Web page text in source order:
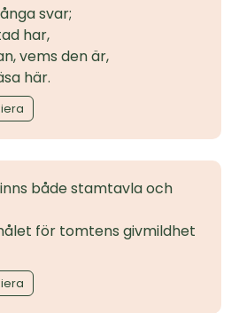
svar;
har,
vems den är,
här.
både stamtavla och
för tomtens givmildhet